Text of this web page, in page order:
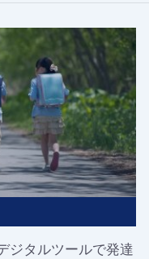
ジタルツールで発達